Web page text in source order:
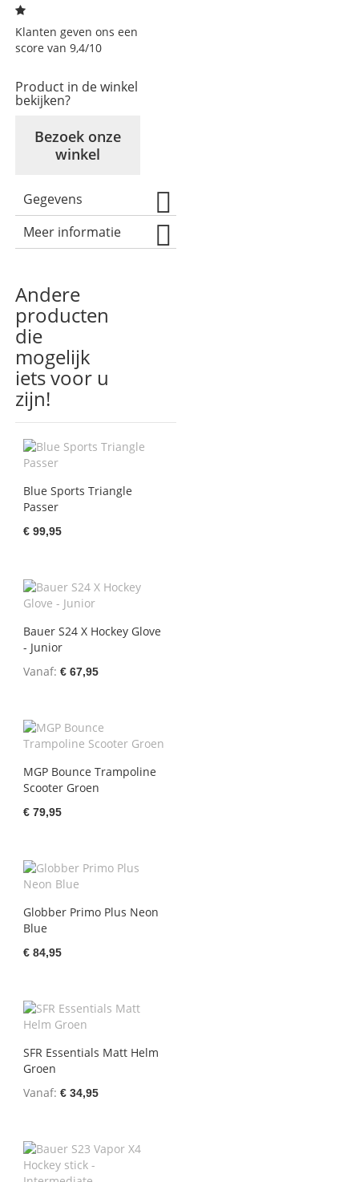
Klanten geven ons een
score van 9,4/10
Product in de winkel
bekijken?
Bezoek onze
winkel
Gegevens
Meer informatie
Andere
producten
die
mogelijk
iets voor u
zijn!
Blue Sports Triangle
Passer
€ 99,95
Bauer S24 X Hockey Glove
- Junior
Vanaf € 67,95
MGP Bounce Trampoline
Scooter Groen
€ 79,95
Globber Primo Plus Neon
Blue
€ 84,95
SFR Essentials Matt Helm
Groen
Vanaf € 34,95